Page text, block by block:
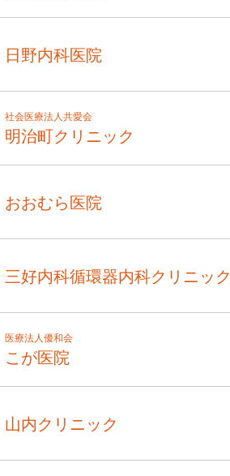
日野内科医院
社会医療法人共愛会
明治町クリニック
おおむら医院
三好内科循環器内科クリニック
医療法人優和会
こが医院
山内クリニック